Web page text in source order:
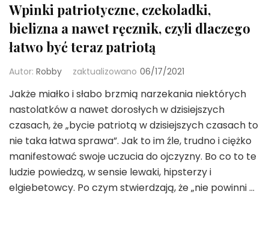
Wpinki patriotyczne, czekoladki,
bielizna a nawet ręcznik, czyli dlaczego
łatwo być teraz patriotą
Autor: Robby zaktualizowano 06/17/2021
Jakże miałko i słabo brzmią narzekania niektórych
nastolatków a nawet dorosłych w dzisiejszych
czasach, że „bycie patriotą w dzisiejszych czasach to
nie taka łatwa sprawa”. Jak to im źle, trudno i ciężko
manifestować swoje uczucia do ojczyzny. Bo co to te
ludzie powiedzą, w sensie lewaki, hipsterzy i
elgiebetowcy. Po czym stwierdzają, że „nie powinni …